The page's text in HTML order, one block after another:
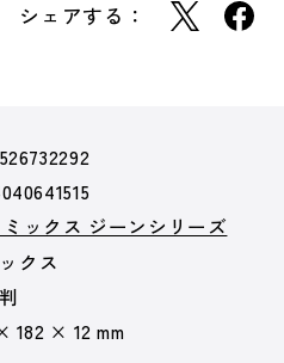
シェアする：
ミックス ジーンシリーズ
クス
182 × 12 mm